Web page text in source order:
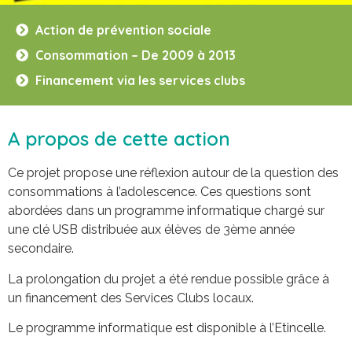
Action de prévention sociale
Consommation – De 2009 à 2013
Financement via les services clubs
A propos de cette action
Ce projet propose une réflexion autour de la question des
consommations à l’adolescence. Ces questions sont
abordées dans un programme informatique chargé sur
une clé USB distribuée aux élèves de 3ème année
secondaire.
La prolongation du projet a été rendue possible grâce à
un financement des Services Clubs locaux.
Le programme informatique est disponible à l’Etincelle.